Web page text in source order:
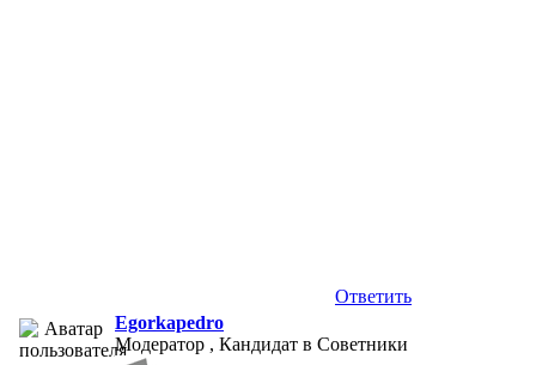
Ответить
Egorkapedro
Модератор , Кандидат в Советники